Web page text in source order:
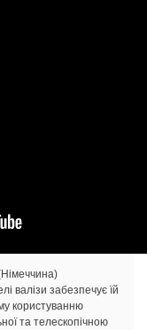
валізи забезпечує їй
користуванню
та телескопічною